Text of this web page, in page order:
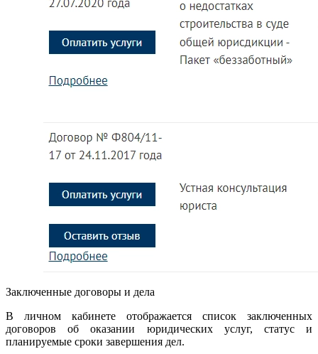
Заключенные договоры и дела
В личном кабинете отображается список заключенных
договоров об оказании юридических услуг, статус и
планируемые сроки завершения дел.